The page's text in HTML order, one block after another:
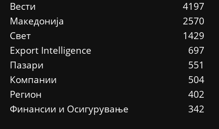
Вести
4197
Македонија
2570
Свет
1429
Еxport Intelligence
697
Пазари
551
Компании
504
Регион
402
Финансии и Осигурување
342